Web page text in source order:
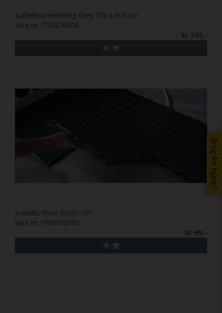
Brug for hjælp?
Isabella presenning Grey 270 x 600 cm
Vare nr. I720270600
kr 343,-
Isabella Floor 50x50 cm
Vare nr. I760010050
kr 99,-